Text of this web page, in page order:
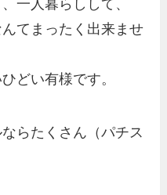
一人暮らしして、
てまったく出来ませ
どい有様です。
らたくさん（パチス